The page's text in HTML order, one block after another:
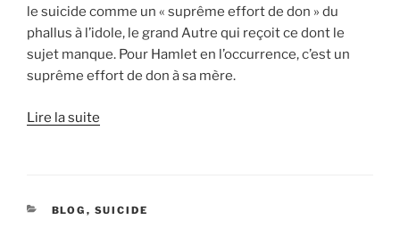
le suicide comme un « suprême effort de don » du
phallus à l’idole, le grand Autre qui reçoit ce dont le
sujet manque. Pour Hamlet en l’occurrence, c’est un
suprême effort de don à sa mère.
Lire la suite
CATÉGORIES
BLOG , SUICIDE